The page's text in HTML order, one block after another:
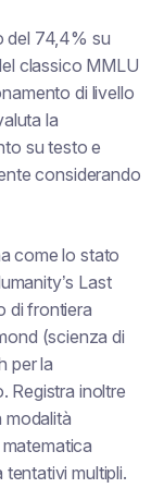
del 74,4% su
classico MMLU
di livello
la
su testo e
considerando
come lo stato
Last
di frontiera
(scienza di
per la
Registra inoltre
modalità
multipli.